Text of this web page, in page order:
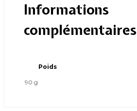
Informations
complémentaires
Poids
90 g